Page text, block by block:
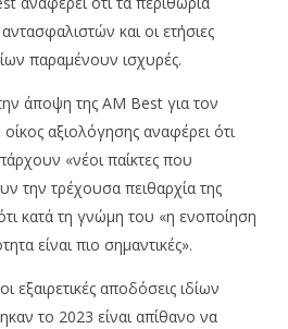
και οι ετήσιες
παραμένουν ισχυρές.
άποψη της AM Best για τον
αξιολόγησης αναφέρει ότι
«νέοι παίκτες που
την τρέχουσα πειθαρχία της
κατά τη γνώμη του «η ενοποίηση
είναι πιο σημαντικές».
εξαιρετικές αποδόσεις ιδίων
το 2023 είναι απίθανο να